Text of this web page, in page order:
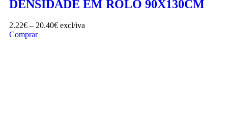
DENSIDADE EM ROLO 90X130CM
2.22€ – 20.40€ excl/iva
Comprar